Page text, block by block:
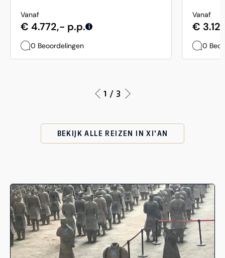
Vanaf
€ 4.772,- p.p. i
0 Beoordelingen
Vanaf
€
0
1 / 3
BEKIJK ALLE REIZEN IN XI'AN